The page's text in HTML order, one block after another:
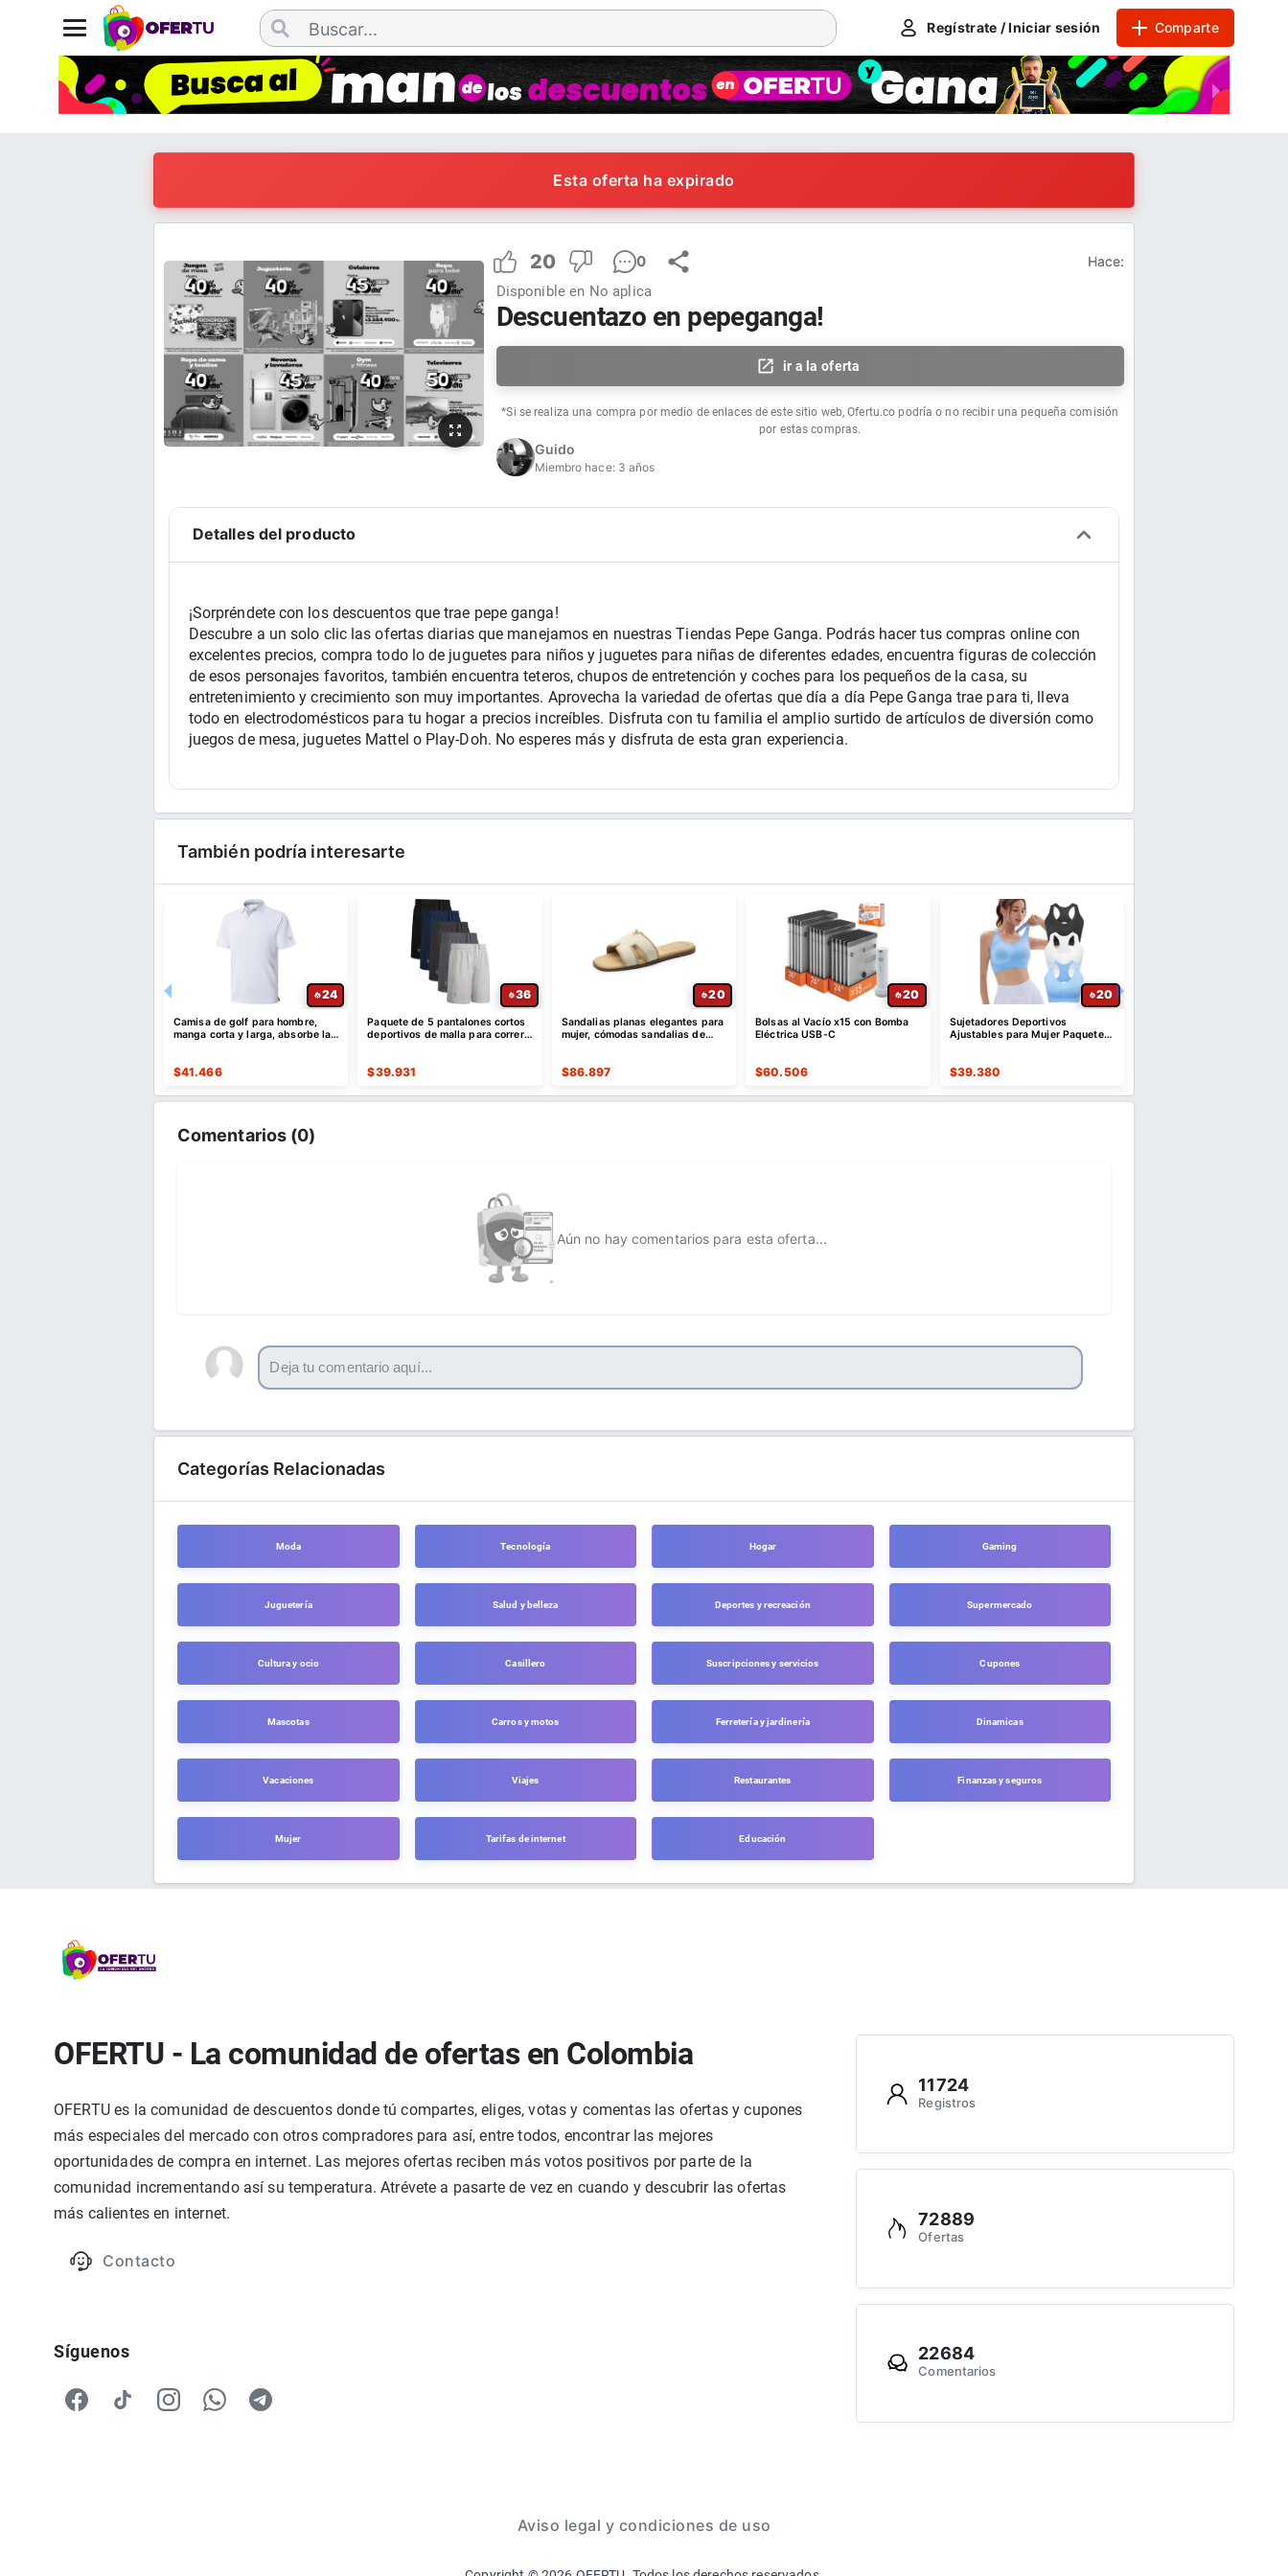
Regístrate / Iniciar sesión Comparte
Esta oferta ha expirado
20 0 Hace:
Disponible en No aplica
Descuentazo en pepeganga!
ir a la oferta
*Si se realiza una compra por medio de enlaces de este sitio web, Ofertu.co podría o no recibir una pequeña comisión
por estas compras.
Guido
Miembro hace: 3 años
Detalles del producto
¡Sorpréndete con los descuentos que trae pepe ganga!
Descubre a un solo clic las ofertas diarias que manejamos en nuestras Tiendas Pepe Ganga. Podrás hacer tus compras online con
excelentes precios, compra todo lo de juguetes para niños y juguetes para niñas de diferentes edades, encuentra figuras de colección
de esos personajes favoritos, también encuentra teteros, chupos de entretención y coches para los pequeños de la casa, su
entretenimiento y crecimiento son muy importantes. Aprovecha la variedad de ofertas que día a día Pepe Ganga trae para ti, lleva
todo en electrodomésticos para tu hogar a precios increíbles. Disfruta con tu familia el amplio surtido de artículos de diversión como
juegos de mesa, juguetes Mattel o Play-Doh. No esperes más y disfruta de esta gran experiencia.
También podría interesarte
24
Camisa de golf para hombre,
manga corta y larga, absorbe la
$41.466
36
Paquete de 5 pantalones cortos
deportivos de malla para correr,
$39.931
20
Sandalias planas elegantes para
mujer, cómodas sandalias de
$86.897
20
Bolsas al Vacío x15 con Bomba
Eléctrica USB-C
$60.506
20
Sujetadores Deportivos
Ajustables para Mujer Paquete
$39.380
Comentarios (0)
Aún no hay comentarios para esta oferta...
Categorías Relacionadas
Moda Tecnología Hogar Gaming
Juguetería Salud y belleza Deportes y recreación Supermercado
Cultura y ocio Casillero Suscripciones y servicios Cupones
Mascotas Carros y motos Ferretería y jardinería Dinamicas
Vacaciones Viajes Restaurantes Finanzas y seguros
Mujer Tarifas de internet Educación
OFERTU - La comunidad de ofertas en Colombia
OFERTU es la comunidad de descuentos donde tú compartes, eliges, votas y comentas las ofertas y cupones
más especiales del mercado con otros compradores para así, entre todos, encontrar las mejores
oportunidades de compra en internet. Las mejores ofertas reciben más votos positivos por parte de la
comunidad incrementando así su temperatura. Atrévete a pasarte de vez en cuando y descubrir las ofertas
más calientes en internet.
Contacto
Síguenos
11724
Registros
72889
Ofertas
22684
Comentarios
Aviso legal y condiciones de uso